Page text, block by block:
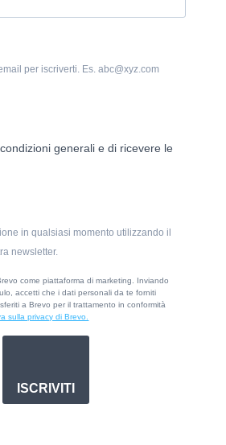
per iscriverti. Es. abc@xyz.com
generali e di ricevere le
in qualsiasi momento utilizzando il
newsletter.
come piattaforma di marketing. Inviando
accetti che i dati personali da te forniti
a Brevo per il trattamento in conformità
sulla privacy di Brevo.
ISCRIVITI